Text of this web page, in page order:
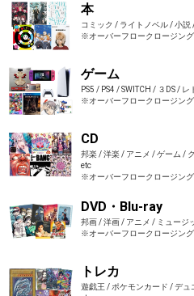
本
コミック / ライトノベル / 小説
※オーバーフロークロージング
ゲーム
PS5 / PS4 / SWITCH / ３DS /
※オーバーフロークロージング
CD
邦楽 / 洋楽 / アニメ / ゲーム /
etc
※オーバーフロークロージング
DVD・Blu-ray
邦画 / 洋画 / アニメ / ミュージ
※オーバーフロークロージング
トレカ
遊戯王 / ポケモンカード / デ